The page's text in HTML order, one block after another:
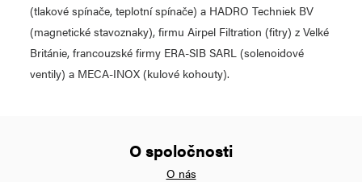
(tlakové spínače, teplotní spínače) a HADRO Techniek BV
(magnetické stavoznaky), firmu Airpel Filtration (fitry) z Velké
Británie, francouzské firmy ERA-SIB SARL (solenoidové
ventily) a MECA-INOX (kulové kohouty).
O spoločnosti
O nás